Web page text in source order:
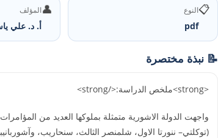
📋النوع
pdf
👤المؤلف
أ. د. علي
📝 نبذة مختصرة
<strong>ملخص الدراسة:</strong>
واجهت الدولة الاشورية متمثلة بملوكها العديد من
(توكلتي– ننورتا الاول، شلمنصر الثالث، سنحاريب،